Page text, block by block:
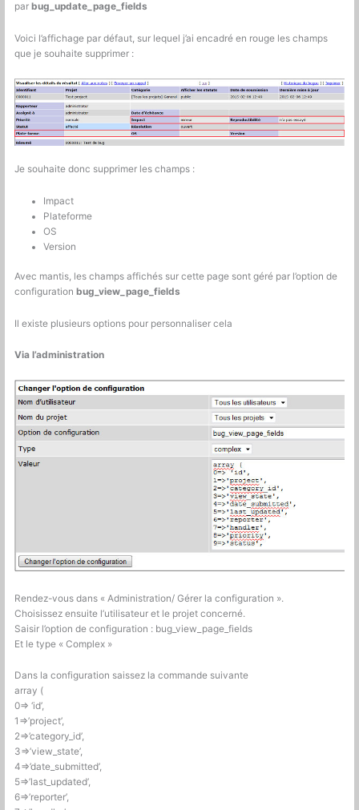
par bug_update_page_fields
Voici l’affichage par défaut, sur lequel j’ai encadré en rouge les champs
que je souhaite supprimer :
Je souhaite donc supprimer les champs :
Impact
Plateforme
OS
Version
Avec mantis, les champs affichés sur cette page sont géré par l’option de
configurationbug_view_page_fields
Il existe plusieurs options pour personnaliser cela
Via l’administration
Rendez-vous dans « Administration/ Gérer la configuration ».
Choisissez ensuite l’utilisateur et le projet concerné.
Saisir l’option de configuration : bug_view_page_fields
Et le type « Complex »
Dans la configuration saissez la commande suivante
array (
0=> ‘id’,
1=>’project’,
2=>’category_id’,
3=>’view_state’,
4=>’date_submitted’,
5=>’last_updated’,
6=>’reporter’,